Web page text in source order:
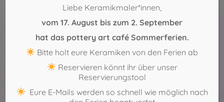
Jetzt freie Zeiten anfragen
0221 – 29 888 554
Köln-Mitte:
0221 – 271 75 69
Liebe Keramikmaler*innen,
vom 17. August bis zum 2. September
hat das pottery art café Sommerferien.
Bitte holt eure Keramiken von den Ferien ab
Reservieren könnt ihr über unser
Reservierungstool
Eure E-Mails werden so schnell wie möglich nach